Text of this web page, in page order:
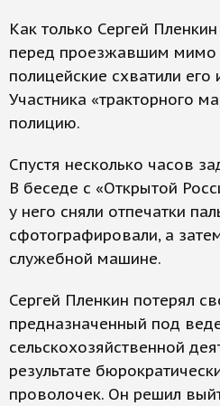
Как только Сергей
перед проезжавшим мимо
полицейские схватили
Участника «тракторного
полицию.
Спустя несколько часов
В беседе с «Открытой
у него сняли отпечатки
сфотографировали, а
служебной машине.
Сергей Пленкин потерял
предназначенный под
сельскохозяйственной
результате
проволочек. Он решил